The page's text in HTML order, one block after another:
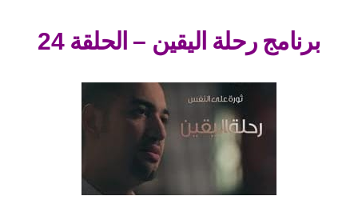
برنامج رحلة اليقين – الحلقة 24